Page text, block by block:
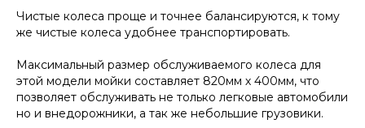
Чистые колеса проще и точнее балансируются, к тому
же чистые колеса удобнее транспортировать.
Максимальный размер обслуживаемого колеса для
этой модели мойки составляет 820мм х 400мм, что
позволяет обслуживать не только легковые автомобили
но и внедорожники, а так же небольшие грузовики.